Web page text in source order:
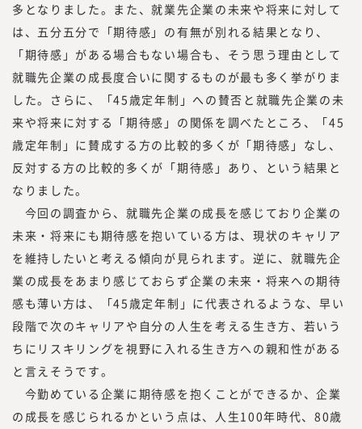
多となりました。また、就業先企業の未来や将来に対して
は、五分五分で「期待感」の有無が別れる結果となり、
「期待感」がある場合もない場合も、そう思う理由として
就職先企業の成長度合いに関するものが最も多く挙がりま
した。さらに、「45歳定年制」への賛否と就職先企業の未
来や将来に対する「期待感」の関係を調べたところ、「45
歳定年制」に賛成する方の比較的多くが「期待感」なし、
反対する方の比較的多くが「期待感」あり、という結果と
なりました。
今回の調査から、就職先企業の成長を感じており企業の
未来・将来にも期待感を抱いている方は、現状のキャリア
を維持したいと考える傾向が見られます。逆に、就職先企
業の成長をあまり感じておらず企業の未来・将来への期待
感も薄い方は、「45歳定年制」に代表されるような、早い
段階で次のキャリアや自分の人生を考える生き方、若いう
ちにリスキリングを視野に入れる生き方への親和性がある
と言えそうです。
今勤めている企業に期待感を抱くことができるか、企業
の成長を感じられるかという点は、人生100年時代、80歳